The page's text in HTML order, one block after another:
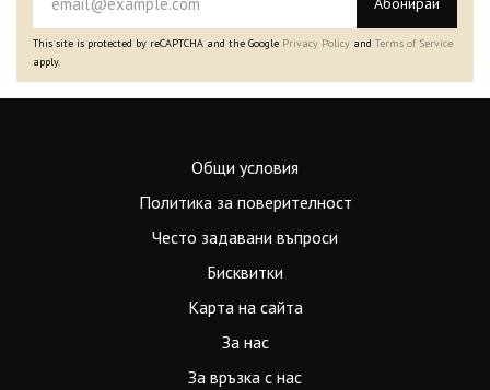
This site is protected by reCAPTCHA and the Google Privacy Policy and Terms of Service
apply.
Общи условия
Политика за поверителност
Често задавани въпроси
Бисквитки
Карта на сайта
За нас
За връзка с нас